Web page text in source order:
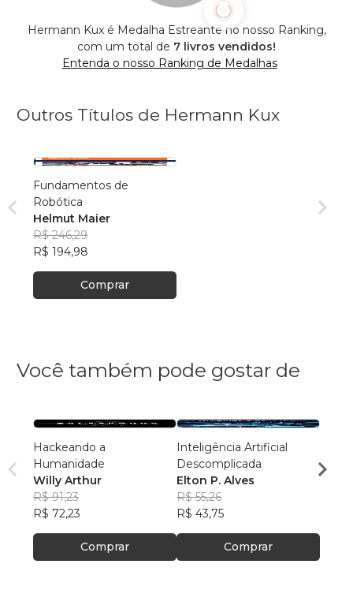
Hermann Kux é Medalha Estreante no nosso Ranking,
com um total de 7 livros vendidos!
Entenda o nosso Ranking de Medalhas
Outros Títulos de Hermann Kux
Fundamentos de
Robótica
Helmut Maier
R$ 246,29
R$ 194,98
Comprar
Você também pode gostar de
Hackeando a
Humanidade
Willy Arthur
R$ 91,23
R$ 72,23
Comprar
Inteligência Artificial
Descomplicada
Elton P. Alves
R$ 55,26
R$ 43,75
Comprar
R$